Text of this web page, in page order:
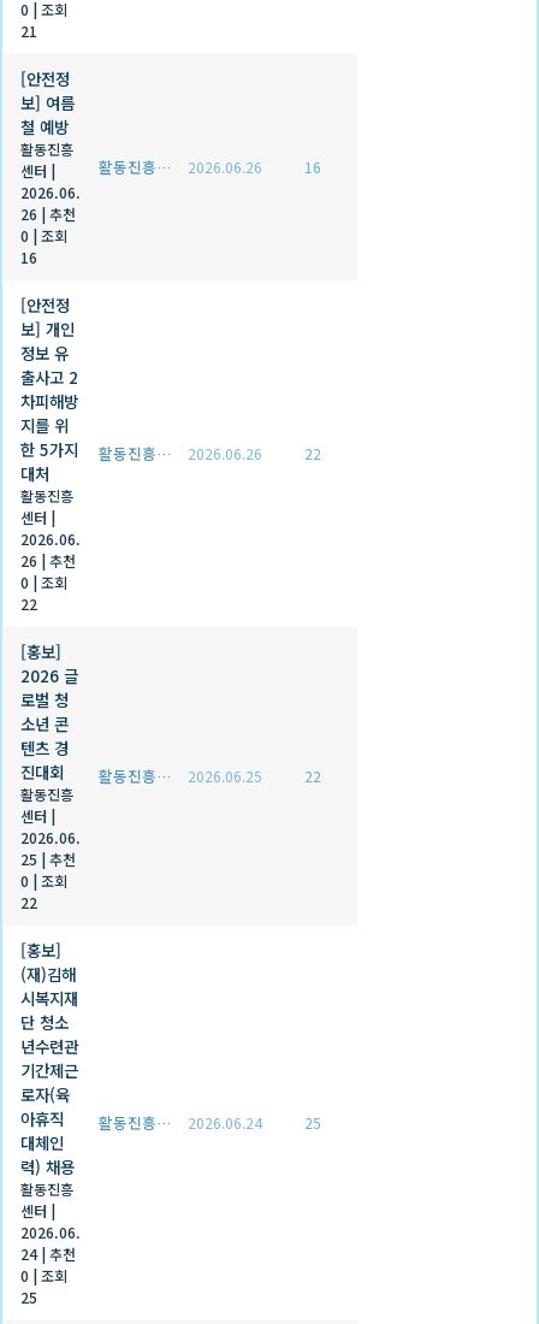
0 |조회
21
[안전정
보] 여름
철 예방
활동진흥
센터 |
2026.06.
26 |추천
0 |조회
16
활동진흥센터 2026.06.26 16
[안전정
보] 개인
정보 유
출사고 2
차피해방
지를 위
한 5가지
대처
활동진흥
센터 |
2026.06.
26 |추천
0 |조회
22
활동진흥센터 2026.06.26 22
[홍보]
2026 글
로벌 청
소년 콘
텐츠 경
진대회
활동진흥
센터 |
2026.06.
25 |추천
0 |조회
22
활동진흥센터 2026.06.25 22
[홍보]
(재)김해
시복지재
단 청소
년수련관
기간제근
로자(육
아휴직
대체인
력) 채용
활동진흥
센터 |
2026.06.
24 |추천
0 |조회
25
활동진흥센터 2026.06.24 25